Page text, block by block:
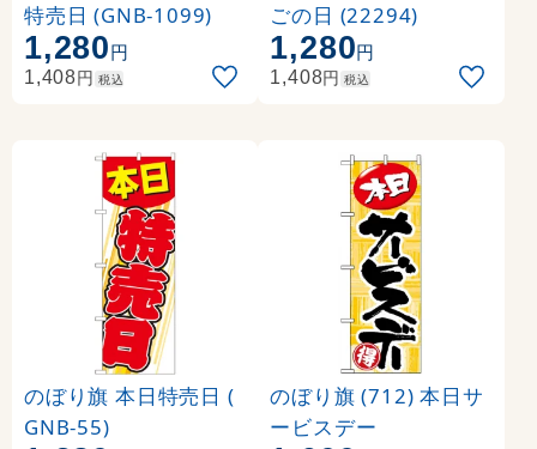
特売日 (GNB-1099)
1,280円
1,408円 税込
ごの日 (22294)
1,280円
1,408円 税込
のぼり旗 本日特売日 (
GNB-55)
のぼり旗 (712) 本日サ
ービスデー